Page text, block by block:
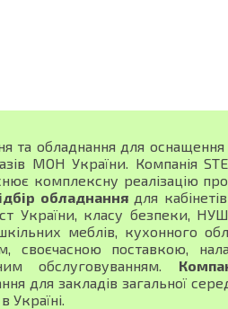
та обладнання для
МОН України. Компанія
комплексну реалізацію
обладнаннядля
України, класу безпеки,
меблів, кухонного
своєчасною поставкою,
обслуговуванням.
для закладів загальної
Україні.